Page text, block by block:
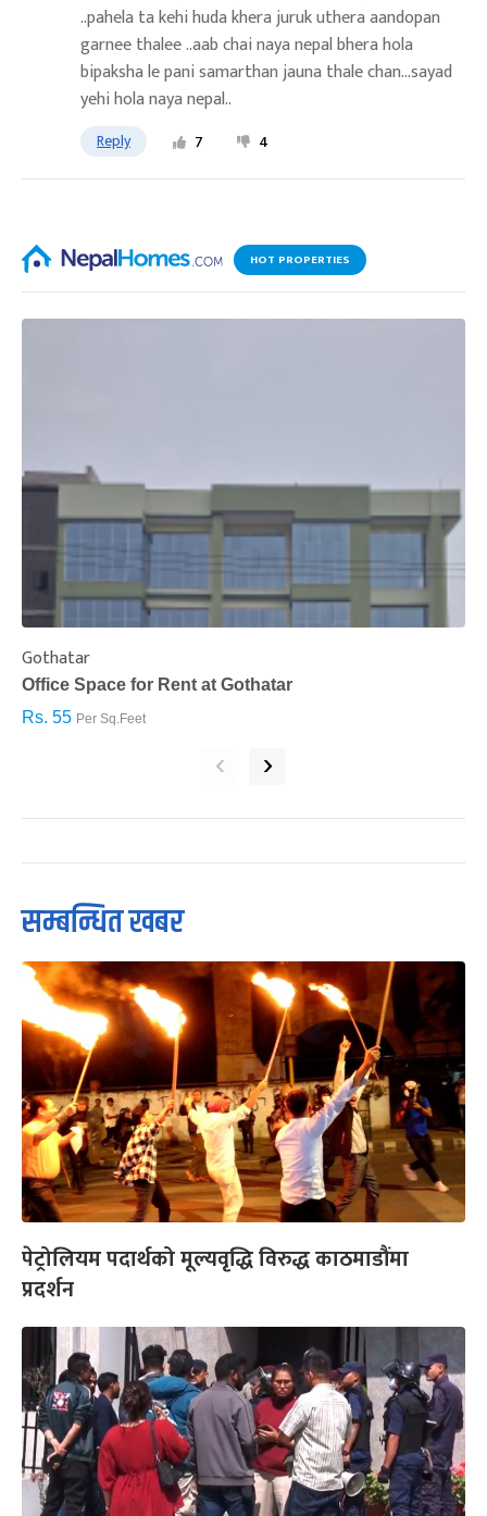
..pahela ta kehi huda khera juruk uthera aandopan
garnee thalee ..aab chai naya nepal bhera hola
bipaksha le pani samarthan jauna thale chan...sayad
yehi hola naya nepal..
Reply 7 4
HOT PROPERTIES
Gothatar
Office Space for Rent at Gothatar
Rs. 55 Per Sq.Feet
‹ ›
सम्बन्धित खबर
पेट्रोलियम पदार्थको मूल्यवृद्धि विरुद्ध काठमाडौंमा
प्रदर्शन